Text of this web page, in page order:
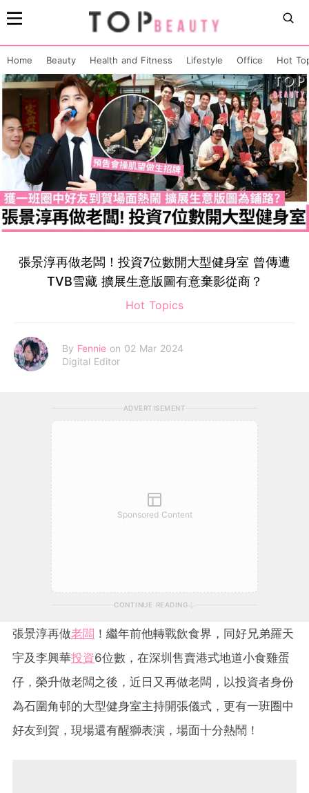
Home Beauty Health and Fitness Lifestyle Office Hot
張景淳再做老闆！投資7位數開大型健身室 曾傳遭
TVB雪藏 擴展生意版圖有意棄影從商？
Hot Topics
By Fennie on 02 Mar 2024
Digital Editor
ADVERTISEMENT
Sponsored Content
CONTINUE READING
張景淳再做老闆 ！繼年前他轉戰飲食界，同好兄弟羅天
宇及李興華投資6位數，在深圳售賣港式地道小食雞蛋
仔，榮升做老闆之後，近日又再做老闆，以投資者身份
為石圍角邨的大型健身室主持開張儀式，更有一班圈中
好友到賀，現場還有醒獅表演，場面十分熱鬧！